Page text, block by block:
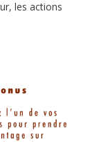
les actions